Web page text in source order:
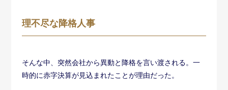
理不尽な降格人事
そんな中、突然会社から異動と降格を言い渡される。一
時的に赤字決算が見込まれたことが理由だった。